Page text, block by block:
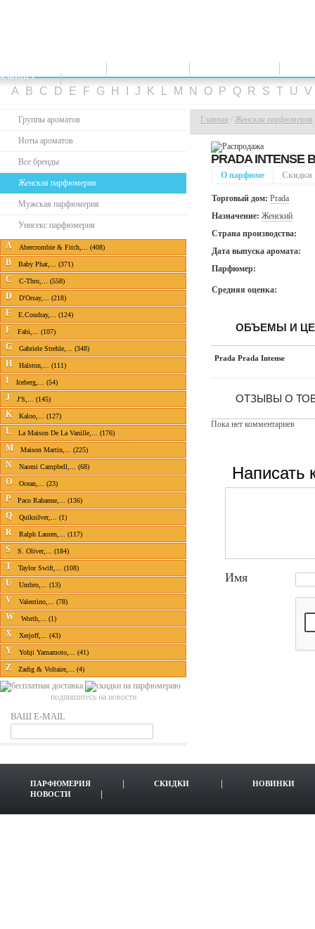
КАБИНЕТ
A B C D E F G H J K M N O P Q R S T U V
Группы ароматов
Ноты ароматов
Все бренды
Женская парфюмерия
Мужская парфюмерия
Унисекс парфюмерия
A Abercrombie & Fitch,... (408)
B Baby Phat,... (371)
C C-Thru,... (558)
D D'Orsay,... (218)
E E.Coudray,... (124)
F Fabi,... (107)
G Gabriele Strehle,... (348)
H Halston,... (111)
I Iceberg,... (54)
J J'S,... (145)
K Kaloo,... (127)
L La Maison De La Vanille,... (176)
M Maison Martin,... (225)
N Naomi Campbell,... (68)
O Ocean,... (23)
P Paco Rabanne,... (136)
Q Quiksilver,... (1)
R Ralph Lauren,... (117)
S S. Oliver,... (184)
T Taylor Swift,... (108)
U Umbro,... (13)
V Valentino,... (78)
W Worth,... (1)
X Xerjoff,... (43)
Y Yohji Yamamoto,... (41)
Z Zadig & Voltaire,... (4)
подпишитесь на новости
ВАШ E-MAIL
Главная / Женская парфюмерия
PRADA INTENSE
О парфюме
Торговый дом: Prada
Назначение: Женский
Страна производства:
Дата выпуска аромата:
Парфюмер:
Средняя оценка:
Скидки
ОБЪЕМЫ И
Prada Prada Intense
ОТЗЫВЫ О
Пока нет комментариев
Написать
Имя
ПАРФЮМЕРИЯ СКИДКИ
НОВИНКИ
НОВОСТИ